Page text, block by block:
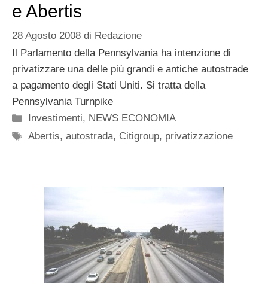
e Abertis
28 Agosto 2008 di Redazione
Il Parlamento della Pennsylvania ha intenzione di
privatizzare una delle più grandi e antiche autostrade
a pagamento degli Stati Uniti. Si tratta della
Pennsylvania Turnpike
Categorie
Investimenti, NEWS ECONOMIA
Tag
Abertis,autostrada, Citigroup, privatizzazione